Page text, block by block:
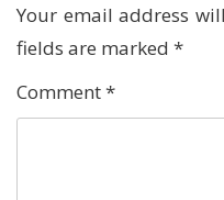
Your email address
fields are marked *
Comment*